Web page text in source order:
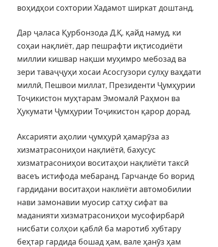
воҳидҳои сохтории Хадамот ширкат доштанд.
Дар ҷаласа Қурбонзода Д.Қ. қайд намуд, ки
соҳаи нақлиёт, дар пешрафти иқтисодиёти
миллии кишвар нақши муҳимро мебозад ва
зери таваҷҷуҳи хосаи Асосгузори сулҳу ваҳдати
миллӣ, Пешвои миллат, Президенти Ҷумҳурии
Тоҷикистон муҳтарам Эмомалӣ Раҳмон ва
Ҳукумати Ҷумҳурии Тоҷикистон қарор дорад.
Аксарияти аҳолии ҷумҳурӣ ҳамарӯза аз
хизматрасониҳои нақлиётӣ, бахусус
хизматрасониҳои воситаҳои нақлиёти таксӣ
васеъ истифода мебаранд. Гарчанде бо ворид
гардидани воситаҳои наклиёти автомобилии
нави замонавии муосир сатҳу сифат ва
маданияти хизматрасониҳои мусофирбарӣ
нисбати солҳои қаблӣ ба маротиб хубтару
беҳтар гардида бошад ҳам, вале ҳанӯз ҳам